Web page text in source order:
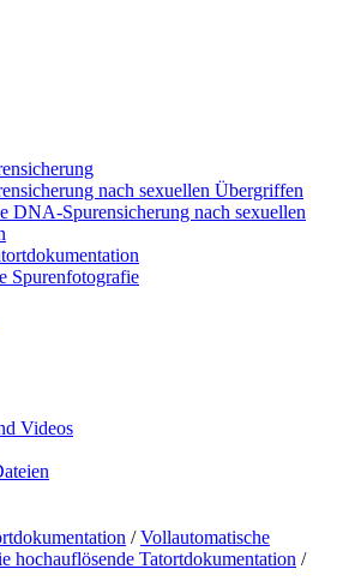
nach sexuellen Übergriffen
DNA-Spurensicherung nach sexuellen
Spurenfotografie
Videos
/Vollautomatische
hochauflösende Tatortdokumentation /